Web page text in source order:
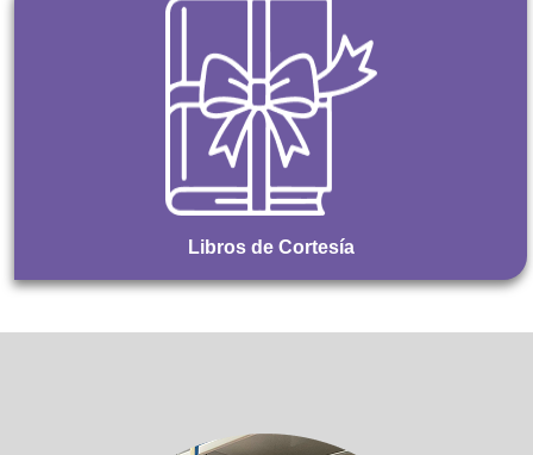
Libros de Cortesía